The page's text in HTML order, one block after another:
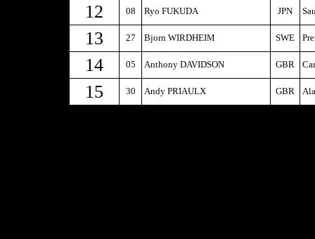
12 08 Ryo FUKUDA JPN
13 27 Bjorn WIRDHEIM SWE
14 05 Anthony DAVIDSON GBR
15 30 Andy PRIAULX GBR